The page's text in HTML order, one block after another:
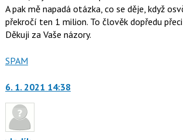
A pak mě napadá otázka, co se děje, když
překročí ten 1 milion. To člověk dopředu
Děkuji za Vaše názory.
Nahlásit
jako
SPAM
6. 1. 2021 14:38